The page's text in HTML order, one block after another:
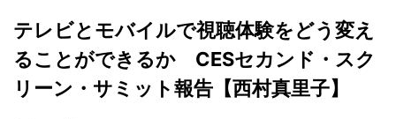
テレビとモバイルで視聴体験をどう変え
ることができるか CESセカンド・スク
リーン・サミット報告【西村真里子】
5G Asana テレワーク
ニューノーマル